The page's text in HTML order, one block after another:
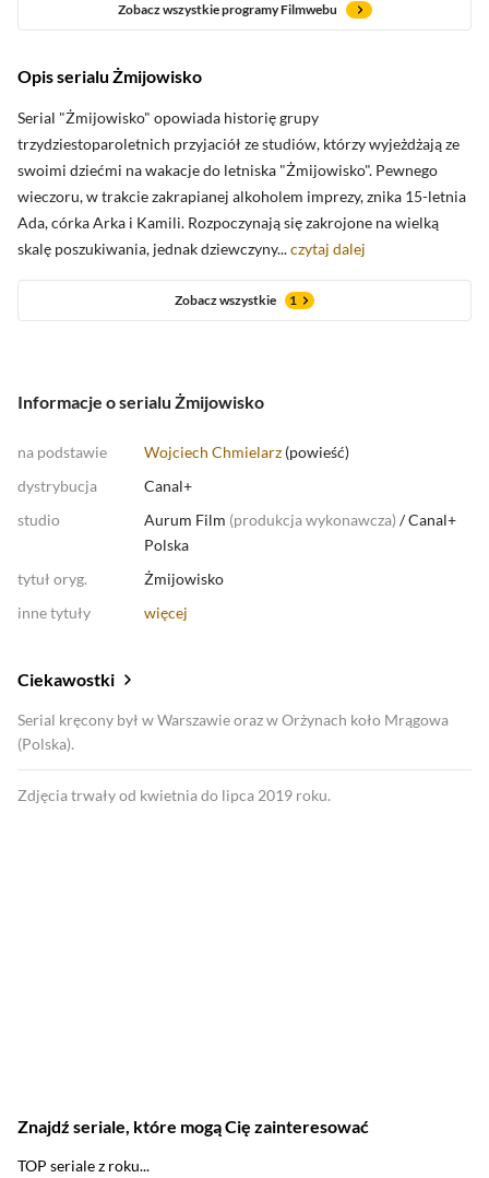
Zobacz wszystkie programy Filmwebu
oceny krytyków
Zobacz oceny krytyków
Opis serialu Żmijowisko
Serial "Żmijowisko" opowiada historię grupy
trzydziestoparoletnich przyjaciół ze studiów, którzy wyjeżdżają ze
swoimi dziećmi na wakacje do letniska "Żmijowisko". Pewnego
wieczoru, w trakcie zakrapianej alkoholem imprezy, znika 15-letnia
Ada, córka Arka i Kamili. Rozpoczynają się zakrojone na wielką
skalę poszukiwania, jednak dziewczyny...czytaj dalej
Zobacz wszystkie 1
Informacje o serialu Żmijowisko
na podstawie Wojciech Chmielarz (powieść)
dystrybucja
Canal+
studio
Aurum Film (produkcja wykonawcza) /Canal+
Polska
tytuł oryg.
Żmijowisko
inne tytuły
więcej
Ciekawostki
Serial kręcony był w Warszawie oraz w Orżynach koło Mrągowa
(Polska).
Zdjęcia trwały od kwietnia do lipca 2019 roku.
Znajdź seriale, które mogą Cię zainteresować
TOP seriale z roku...